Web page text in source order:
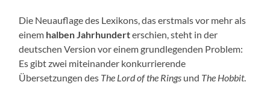
Die Neuauflage des Lexikons, das erstmals vor mehr als
einem halben Jahrhunderterschien, steht in der
deutschen Version vor einem grundlegenden Problem:
Es gibt zwei miteinander konkurrierende
Übersetzungen des The Lord of the Rings und The Hobbit.